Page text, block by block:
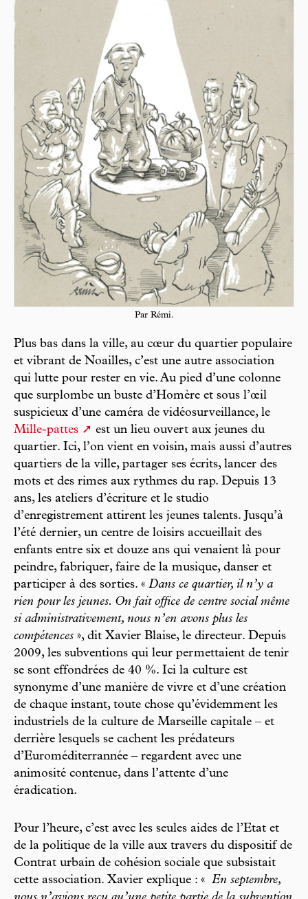
Par Rémi.
Plus bas dans la ville, au cœur du quartier populaire
et vibrant de Noailles, c’est une autre association
qui lutte pour rester en vie. Au pied d’une colonne
que surplombe un buste d’Homère et sous l’œil
suspicieux d’une caméra de vidéosurveillance, le
Mille-pattes
est un lieu ouvert aux jeunes du
quartier. Ici, l’on vient en voisin, mais aussi d’autres
quartiers de la ville, partager ses écrits, lancer des
mots et des rimes aux rythmes du rap. Depuis 13
ans, les ateliers d’écriture et le studio
d’enregistrement attirent les jeunes talents. Jusqu’à
l’été dernier, un centre de loisirs accueillait des
enfants entre six et douze ans qui venaient là pour
peindre, fabriquer, faire de la musique, danser et
participer à des sorties. « Dans ce quartier, il n’y a
rien pour les jeunes. On fait office de centre social même
si administrativement, nous n’en avons plus les
compétences », dit Xavier Blaise, le directeur. Depuis
2009, les subventions qui leur permettaient de tenir
se sont effondrées de 40 %. Ici la culture est
synonyme d’une manière de vivre et d’une création
de chaque instant, toute chose qu’évidemment les
industriels de la culture de Marseille capitale – et
derrière lesquels se cachent les prédateurs
d’Euroméditerrannée – regardent avec une
animosité contenue, dans l’attente d’une
éradication.
Pour l’heure, c’est avec les seules aides de l’Etat et
de la politique de la ville aux travers du dispositif de
Contrat urbain de cohésion sociale que subsistait
cette association. Xavier explique : « En septembre,